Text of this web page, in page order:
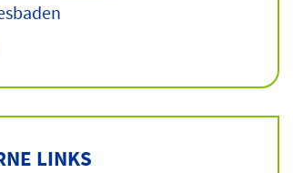
LINKS